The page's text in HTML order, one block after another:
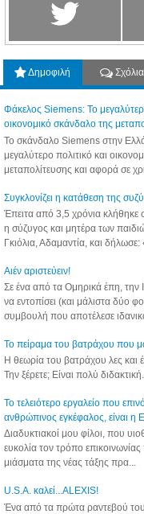
Δημοφιλή Σχόλια
Φάκελος Siemens: Το
οικονομικό σκάνδαλο της
Το σκάνδαλο Siemens στην
μεγαλύτερο πολιτικό και
μεταπολίτευσης και αφορά σε
Συγκλονίζει η κατάθεση της
Έπειτα από 3,5 χρόνια κλήθηκε
η σύζυγος και μητέρα των
Γκιόλια, Αδαμαντία, και
Aιέν αριστεύειν!
Σε ένα από τα Ομηρικά έπη, την
να εντοπίσει (και μάλιστα δύο
συμβουλή που αποτέλεσε
Το πείραμα του βατράχου που
Η θεωρία του βατράχου λες και
Την ξέρετε; Είναι πολύ διδακτική.
Το τελειότερο εργαλείο που
ανθρώπινος εγκέφαλος, είναι η
Διαδυκτιακοί μου φίλοι, που
ευκολία τον τρόπο
μιάσματα της νέας τάξης πρα...
U.S.A. καλεί...ALEXIS!
Ένα από τα πρώτα ραντεβού